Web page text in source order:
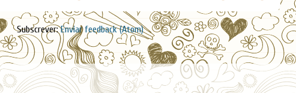
Subscrever:Enviar feedback (Atom)